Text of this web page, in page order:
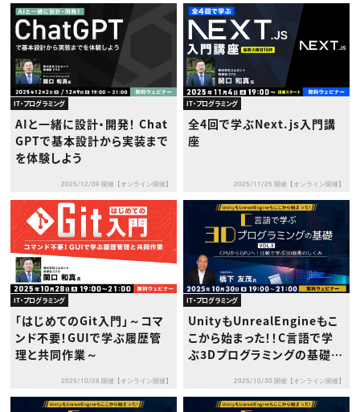
IT・プログラミング
AIと一緒に設計・開発！ Chat
GPTで基本設計から実装まで
を体験しよう
2025/12/09 開催【オンライン開催】
IT・プログラミング
全4回で学ぶNext.js入門講
座
2025/11/25 開催【オンライン開催】
IT・プログラミング
「はじめてのGit入門」～コマ
ンド不要！GUIで学ぶ履歴管
理と共同作業～
2025/10/28 開催【オンライン開催】
IT・プログラミング
UnityもUnrealEngineもこ
こから始まった！！C言語で学
ぶ3Dプログラミングの基礎 V
で学ぶ3D描画のしくみ～
2025/10/30 開催【オンライン開催】